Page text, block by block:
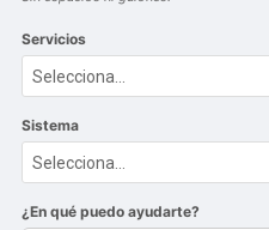
Servicios
Sistema
¿En qué puedo ayudarte?